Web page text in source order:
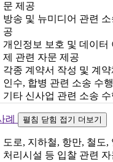
문 제공
방송 및 뉴미디어 관련 소
공
개인정보 보호 및 데이터
제 관련 자문 제공
각종 계약서 작성 및 계약
인수, 합병 관련 소송 수
기타 신사업 관련 소송
례 펼침 닫힘 접기 더보기
도로, 지하철, 항만, 철도,
처리시설 등 입찰 관련